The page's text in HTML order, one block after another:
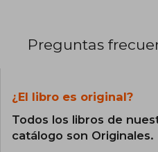
Preguntas
¿El libro es original?
Todos los libros de
catálogo son Originales.